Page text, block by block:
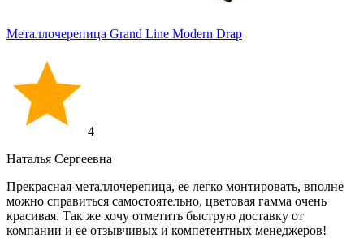
Металлочерепица Grand Line Modern Drap
4
Наталья Сергеевна
Прекрасная металлочерепица, ее легко монтировать, вполне
можно справиться самостоятельно, цветовая гамма очень
красивая. Так же хочу отметить быструю доставку от
компании и ее отзывчивых и компетентных менеджеров!